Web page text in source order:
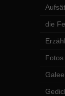
die
Fotos